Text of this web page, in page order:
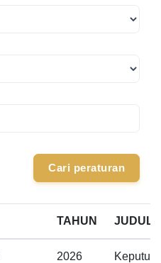
Cari peraturan
TAHUN JUDUL
2026